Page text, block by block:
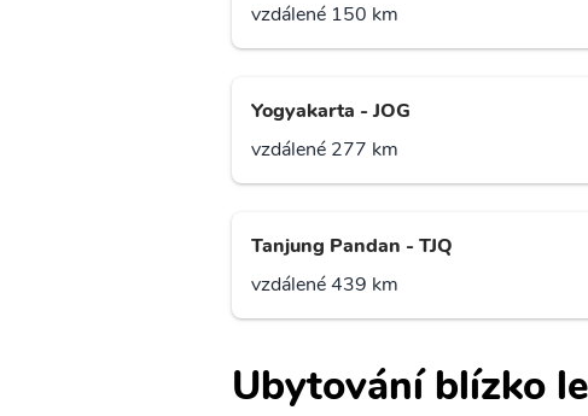
vzdálené 150 km
Yogyakarta - JOG
vzdálené 277 km
Tanjung Pandan - TJQ
vzdálené 439 km
Ubytování blízko